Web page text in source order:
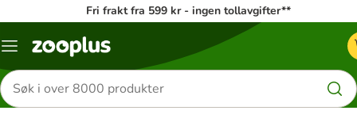
Fri frakt fra 599 kr - ingen tollavgifter**
Katalogmeny
Søk
etter
produkter